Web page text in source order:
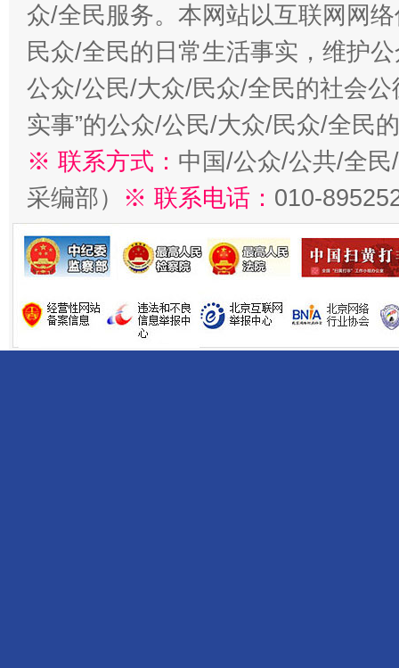
众/全民服务。本网站以互联网网
民众/全民的日常生活事实，维护
公众/公民/大众/民众/全民的社会公
实事”的公众/公民/大众/民众/全民
※ 联系方式： 中国/公众/公共/全
采编部） ※ 联系电话： 010-